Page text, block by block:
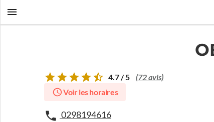
4.7 / 5 (72 avis)
Voir les horaires
0298194616